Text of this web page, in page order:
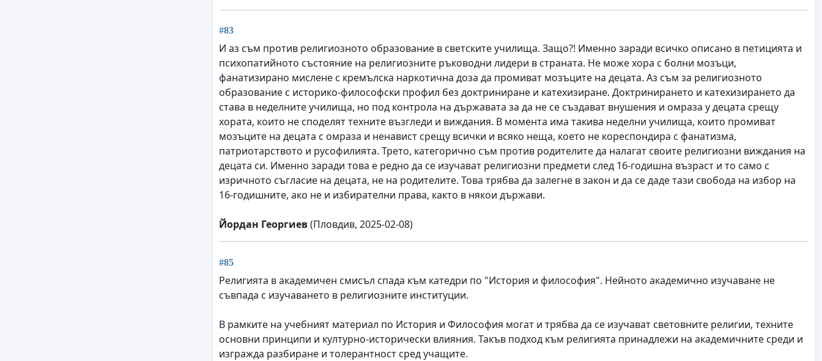
#83
И аз съм против религиозното образование в светските училища. Защо?! Именно заради всичко описано в петицията и
психопатийното състояние на религиозните ръководни лидери в страната. Не може хора с болни мозъци,
фанатизирано мислене с кремълска наркотична доза да промиват мозъците на децата. Аз съм за религиозното
образование с историко-философски профил без доктриниране и катехизиране. Доктринирането и катехизирането да
става в неделните училища, но под контрола на държавата за да не се създават внушения и омраза у децата срещу
хората, които не споделят техните възгледи и виждания. В момента има такива неделни училища, които промиват
мозъците на децата с омраза и ненавист срещу всички и всяко неща, което не кореспондира с фанатизма,
патриотарството и русофилията. Трето, категорично съм против родителите да налагат своите религиозни виждания на
децата си. Именно заради това е редно да се изучават религиозни предмети след 16-годишна възраст и то само с
изричното съгласие на децата, не на родителите. Това трябва да залегне в закон и да се даде тази свобода на избор на
16-годишните, ако не и избирателни права, както в някои държави.
Йордан Георгиев(Пловдив, 2025-02-08)
#85
Религията в академичен смисъл спада към катедри по "История и философия". Нейното академично изучаване не
съвпада с изучаването в религиозните институции.
В рамките на учебният материал по История и Философия могат и трябва да се изучават световните религии, техните
основни принципи и културно-исторически влияния. Такъв подход към религията принадлежи на академичните среди и
изгражда разбиране и толерантност сред учащите.